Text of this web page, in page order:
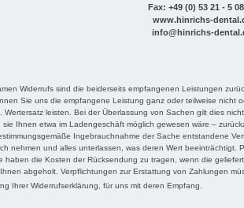
Fax: +49 (0) 53 21 - 5
www.hinrichs-
info@hinrichs-
Widerrufs sind die beiderseits empfangenen Leistungen
Sie uns die empfangene Leistung ganz oder teilweise nicht
Wertersatz leisten. Bei der Überlassung von Sachen gilt dies
Ihnen etwa im Ladengeschäft möglich gewesen wäre –
Ingebrauchnahme der Sache entstandene
nehmen und alles unterlassen, was deren Wert
haben die Kosten der Rücksendung zu tragen, wenn die
abgeholt. Verpflichtungen zur Erstattung von Zahlungen
Ihrer Widerrufserklärung, für uns mit deren Empfang.